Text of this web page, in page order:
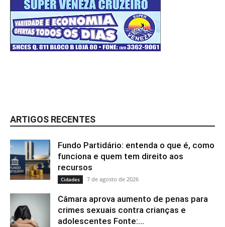
ARTIGOS RECENTES
Fundo Partidário: entenda o que é, como
funciona e quem tem direito aos
recursos
Cidades 7 de agosto de 2026
Câmara aprova aumento de penas para
crimes sexuais contra crianças e
adolescentes Fonte:...